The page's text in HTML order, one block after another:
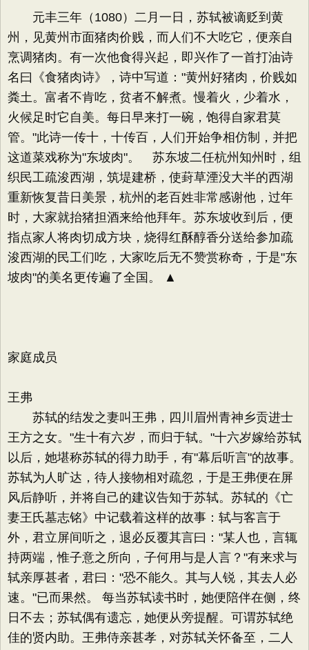
元丰三年（1080）二月一日，苏轼被谪贬到黄
州，见黄州市面猪肉价贱，而人们不大吃它，便亲自
烹调猪肉。有一次他食得兴起，即兴作了一首打油诗
名曰《食猪肉诗》，诗中写道："黄州好猪肉，价贱如
粪土。富者不肯吃，贫者不解煮。慢着火，少着水，
火候足时它自美。每日早来打一碗，饱得自家君莫
管。"此诗一传十，十传百，人们开始争相仿制，并把
这道菜戏称为"东坡肉"。 苏东坡二任杭州知州时，组
织民工疏浚西湖，筑堤建桥，使葑草湮没大半的西湖
重新恢复昔日美景，杭州的老百姓非常感谢他，过年
时，大家就抬猪担酒来给他拜年。苏东坡收到后，便
指点家人将肉切成方块，烧得红酥醇香分送给参加疏
浚西湖的民工们吃，大家吃后无不赞赏称奇，于是"东
坡肉"的美名更传遍了全国。 ▲
家庭成员
王弗
苏轼的结发之妻叫王弗，四川眉州青神乡贡进士
王方之女。"生十有六岁，而归于轼。"十六岁嫁给苏轼
以后，她堪称苏轼的得力助手，有"幕后听言"的故事。
苏轼为人旷达，待人接物相对疏忽，于是王弗便在屏
风后静听，并将自己的建议告知于苏轼。苏轼的《亡
妻王氏墓志铭》中记载着这样的故事：轼与客言于
外，君立屏间听之，退必反覆其言曰："某人也，言辄
持两端，惟子意之所向，子何用与是人言？"有来求与
轼亲厚甚者，君曰："恐不能久。其与人锐，其去人必
速。"已而果然。 每当苏轼读书时，她便陪伴在侧，终
日不去；苏轼偶有遗忘，她便从旁提醒。可谓苏轼绝
佳的贤内助。王弗侍亲甚孝，对苏轼关怀备至，二人